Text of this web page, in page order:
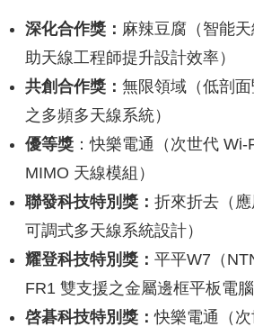
深化合作獎： 麻辣豆腐（智能
助天線工程師提升設計效率）
共創合作獎： 無限領域（低剖
之多頻多天線系統）
優等獎 ：快樂電通（次世代
MIMO 天線模組）
聯發科技特別獎： 折來折去（
可調式多天線系統設計）
耀登科技特別獎： 平平W7（
FR1 雙支援之金屬邊框平板電腦
啓碁科技特別獎：快樂電通（